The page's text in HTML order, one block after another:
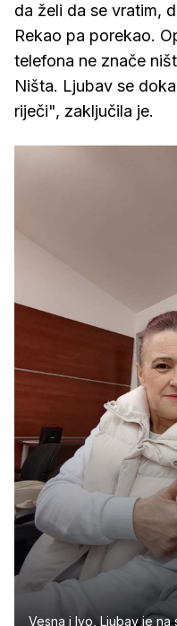
da želi da se vratim,
Rekao pa porekao.
telefona ne znače
Ništa. Ljubav se
riječi", zaključila je.
Vesna i Ivo, Ljubav je na